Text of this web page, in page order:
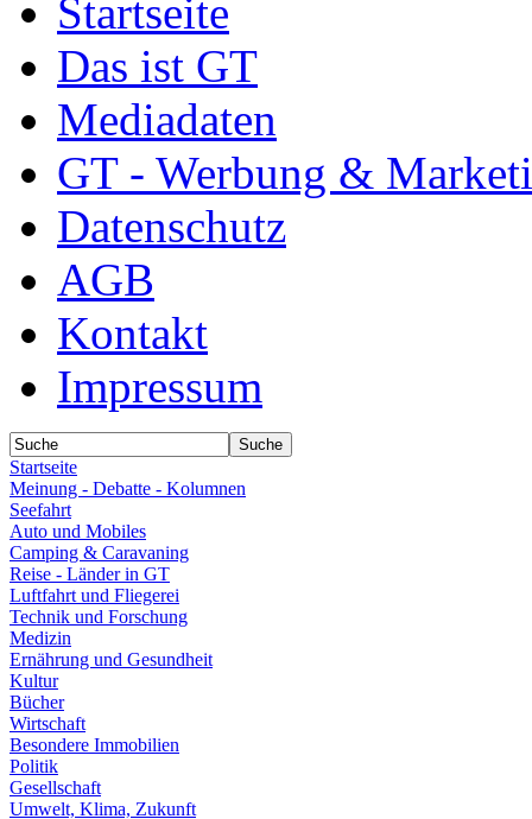
Startseite
Das ist GT
Mediadaten
GT - Werbung &
Datenschutz
AGB
Kontakt
Impressum
Startseite
Meinung - Debatte - Kolumnen
Seefahrt
Auto und Mobiles
Camping & Caravaning
Reise - Länder in GT
Luftfahrt und Fliegerei
Technik und Forschung
Medizin
Ernährung und Gesundheit
Kultur
Bücher
Wirtschaft
Besondere Immobilien
Politik
Gesellschaft
Umwelt, Klima, Zukunft